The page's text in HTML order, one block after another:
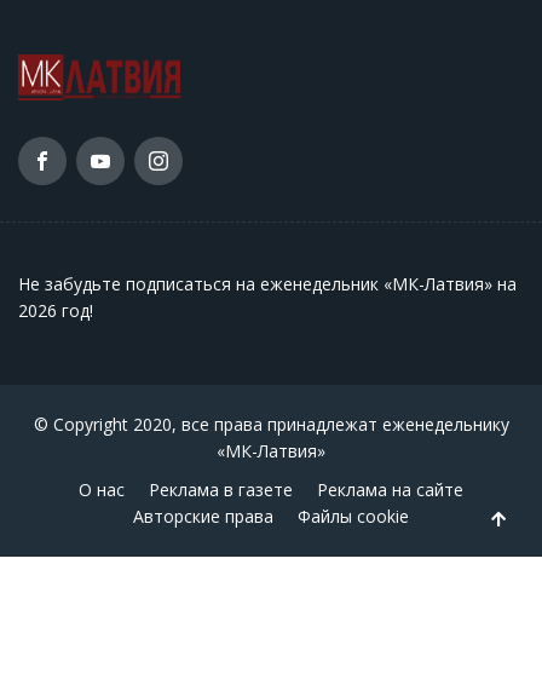
Не забудьте подписаться на еженедельник «МК-Латвия» на
2026 год!
© Copyright 2020, все права принадлежат еженедельнику
«МК-Латвия»
О нас
Реклама в газете
Реклама на сайте
Авторские права
Файлы cookie